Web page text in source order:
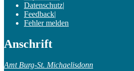
Datenschutz|
Feedback|
Fehler melden
Anschrift
Amt Burg-St. Michaelisdonn